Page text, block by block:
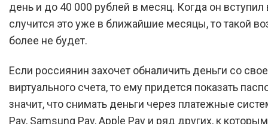
день и до 40 000 рублей в месяц. Когда он вступил
случится это уже в ближайшие месяцы, то такой
более не будет.
Если россиянин захочет обналичить деньги со
виртуального счета, то ему придется показать
значит, что снимать деньги через платежные
Pay, Samsung Pay, Apple Pay и ряд других, к